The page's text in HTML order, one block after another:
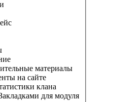
материалы
на сайте
клана
для модуля